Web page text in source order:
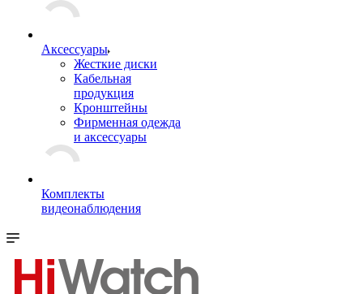
Аксессуары
Жесткие диски
Кабельная
продукция
Кронштейны
Фирменная одежда
и аксессуары
Комплекты
видеонаблюдения